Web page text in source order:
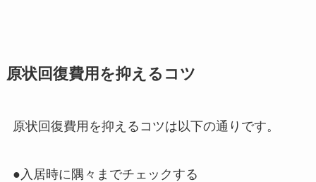
原状回復費用を抑えるコツ
原状回復費用を抑えるコツは以下の通りです。
●入居時に隅々までチェックする